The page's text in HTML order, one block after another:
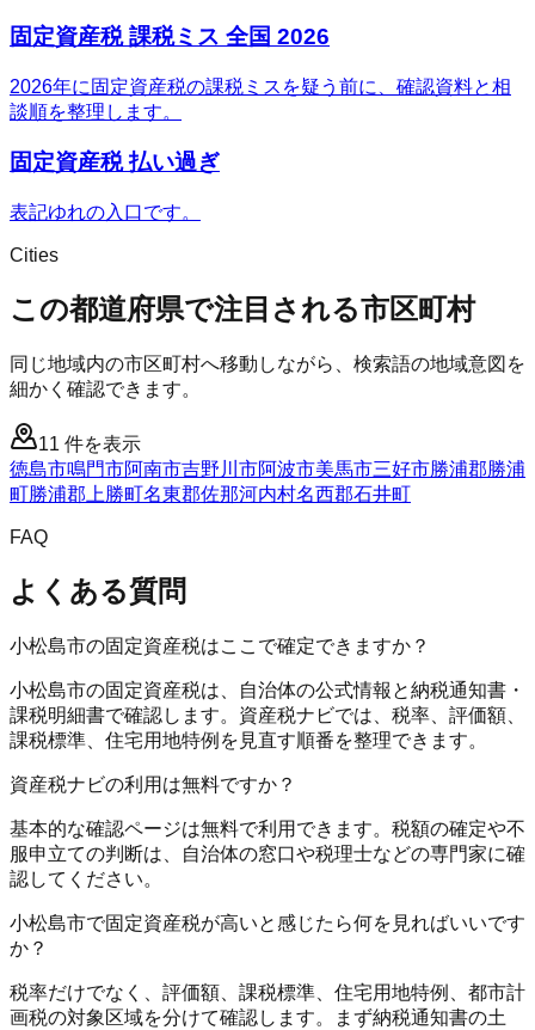
固定資産税 課税ミス 全国 2026
2026年に固定資産税の課税ミスを疑う前に、確認資料と相
談順を整理します。
固定資産税 払い過ぎ
表記ゆれの入口です。
Cities
この都道府県で注目される市区町村
同じ地域内の市区町村へ移動しながら、検索語の地域意図を
細かく確認できます。
11 件を表示
徳島市鳴門市阿南市吉野川市阿波市美馬市三好市勝浦郡勝浦
町勝浦郡上勝町名東郡佐那河内村名西郡石井町
FAQ
よくある質問
小松島市の固定資産税はここで確定できますか？
小松島市の固定資産税は、自治体の公式情報と納税通知書・
課税明細書で確認します。資産税ナビでは、税率、評価額、
課税標準、住宅用地特例を見直す順番を整理できます。
資産税ナビの利用は無料ですか？
基本的な確認ページは無料で利用できます。税額の確定や不
服申立ての判断は、自治体の窓口や税理士などの専門家に確
認してください。
小松島市で固定資産税が高いと感じたら何を見ればいいです
か？
税率だけでなく、評価額、課税標準、住宅用地特例、都市計
画税の対象区域を分けて確認します。まず納税通知書の土